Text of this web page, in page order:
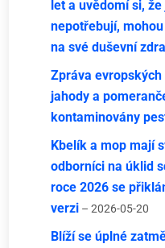
let a uvědomí si,
nepotřebují,
na své duševní
Zpráva
jahody a
kontaminovány
Kbelík a mop mají
odborníci na úklid
roce 2026 se
verzi – 2026-05-20
Blíží se úplné